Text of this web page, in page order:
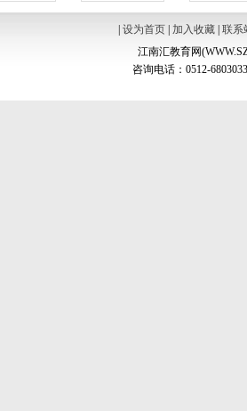
设为首页| 加入收藏| 联系
江南汇教育网
咨询电话：0512-